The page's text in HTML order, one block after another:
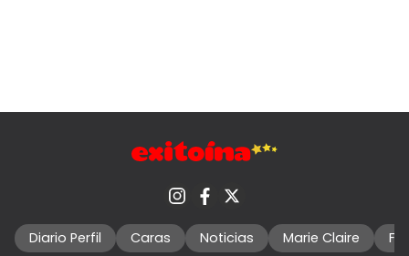
Diario Perfil Caras Noticias Marie Claire